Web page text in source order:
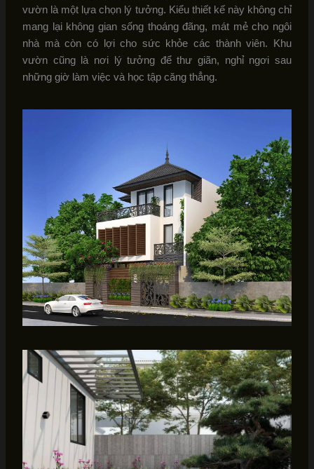
vườn là một lựa chọn lý tưởng. Kiểu thiết kế này không chỉ
mang lại không gian sống thoáng đãng, mát mẻ cho ngôi
nhà mà còn có lợi cho sức khỏe các thành viên. Khu
vườn cũng là nơi lý tưởng để thư giãn, nghỉ ngơi sau
những giờ làm việc và học tập căng thẳng.